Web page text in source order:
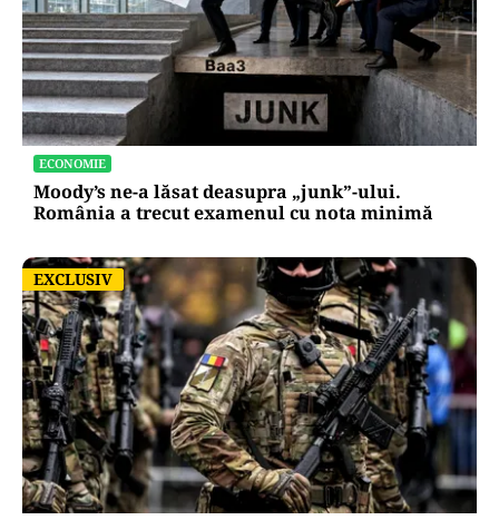
ECONOMIE
Moody’s ne-a lăsat deasupra „junk”-ului.
România a trecut examenul cu nota minimă
EXCLUSIV
EXCLUSIV